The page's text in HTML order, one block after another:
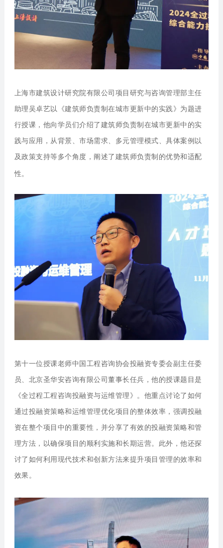
上海市建筑设计研究院有限公司项目研究与咨询管理部主任
助理吴卓艺以《建筑师负责制在城市更新中的实践》为题进
行授课，他向学员们介绍了建筑师负责制在城市更新中的实
践与应用，从背景、市场需求、多元管理模式、具体案例以
及政策支持等多个角度，阐述了建筑师负责制的优势和适配
性。
第十一位授课老师中国工程咨询协会投融资专委会副主任委
员、北京圣华安咨询有限公司董事长任兵，他的授课题目是
《全过程工程咨询投融资与运维管理》。他重点讨论了如何
通过投融资策略和运维管理优化项目的整体效率，强调投融
资在整个项目中的重要性，并分享了有效的投融资策略和管
理方法，以确保项目的顺利实施和长期运营。此外，他还探
讨了如何利用现代技术和创新方法来提升项目管理的效率和
效果。